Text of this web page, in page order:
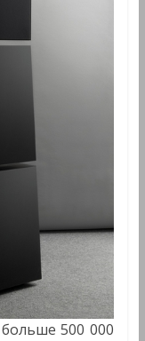
500 000